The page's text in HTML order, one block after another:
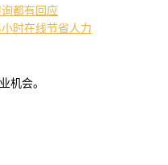
都有回应
时在线节省人力
机会。